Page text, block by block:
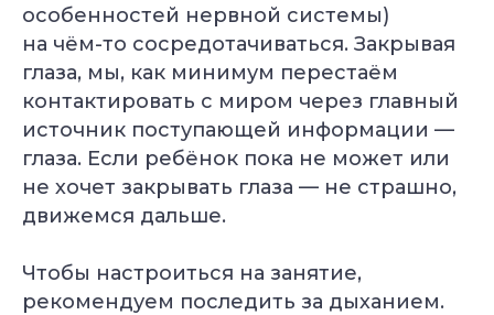
особенностей нервной системы)
на чём-то сосредотачиваться. Закрывая
глаза, мы, как минимум перестаём
контактировать с миром через главный
источник поступающей информации —
глаза. Если ребёнок пока не может или
не хочет закрывать глаза — не страшно,
движемся дальше.
Чтобы настроиться на занятие,
рекомендуем последить за дыханием.